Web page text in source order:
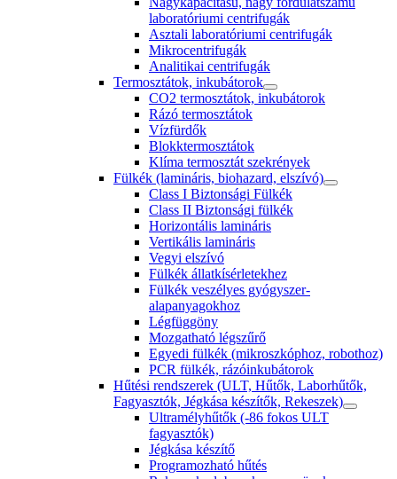
laboratóriumi centrifugák
Asztali laboratóriumi centrifugák
Mikrocentrifugák
Analitikai centrifugák
Termosztátok, inkubátorok
CO2 termosztátok, inkubátorok
Rázó termosztátok
Vízfürdők
Blokktermosztátok
Klíma termosztát szekrények
Fülkék (lamináris, biohazard, elszívó)
Class I Biztonsági Fülkék
Class II Biztonsági fülkék
Horizontális lamináris
Vertikális lamináris
Vegyi elszívó
Fülkék állatkísérletekhez
Fülkék veszélyes gyógyszer-
alapanyagokhoz
Légfüggöny
Mozgatható légszűrő
Egyedi fülkék (mikroszkóphoz, robothoz)
PCR fülkék, rázóinkubátorok
Hűtési rendszerek (ULT, Hűtők, Laborhűtők,
Fagyasztók, Jégkása készítők, Rekeszek)
Ultramélyhűtők (-86 fokos ULT
fagyasztók)
Jégkása készítő
Programozható hűtés